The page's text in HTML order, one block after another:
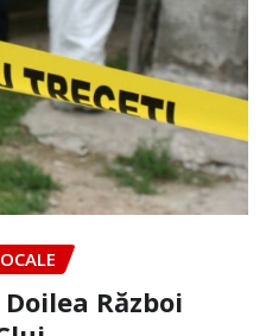
Război